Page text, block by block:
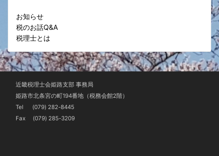
お知らせ
税のお話Q&A
税理士とは
近畿税理士会姫路支部 事務局
姫路市北条宮の町194番地（税務会館2階）
Tel (079) 282-8445
Fax (079) 285-3209